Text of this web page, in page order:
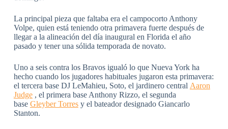
La principal pieza que faltaba era el campocorto Anthony
Volpe, quien está teniendo otra primavera fuerte después de
llegar a la alineación del día inaugural en Florida el año
pasado y tener una sólida temporada de novato.
Uno a seis contra los Bravos igualó lo que Nueva York ha
hecho cuando los jugadores habituales jugaron esta primavera:
el tercera base DJ LeMahieu, Soto, el jardinero central Aaron
Judge, el primera base Anthony Rizzo, el segunda
base Gleyber Torresy el bateador designado Giancarlo
Stanton.